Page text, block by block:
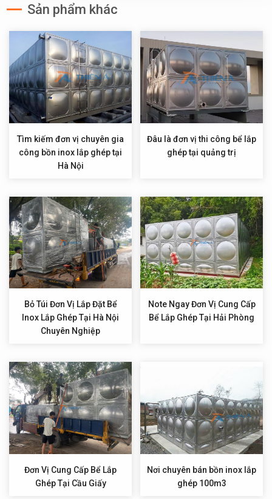
Sản phẩm khác
Tìm kiếm đơn vị chuyên gia
công bồn inox lắp ghép tại
Hà Nội
Đâu là đơn vị thi công bể lắp
ghép tại quảng trị
Bỏ Túi Đơn Vị Lắp Đặt Bể
Inox Lắp Ghép Tại Hà Nội
Chuyên Nghiệp
Note Ngay Đơn Vị Cung Cấp
Bể Lắp Ghép Tại Hải Phòng
Đơn Vị Cung Cấp Bể Lắp
Ghép Tại Cầu Giấy
Nơi chuyên bán bồn inox lắp
ghép 100m3